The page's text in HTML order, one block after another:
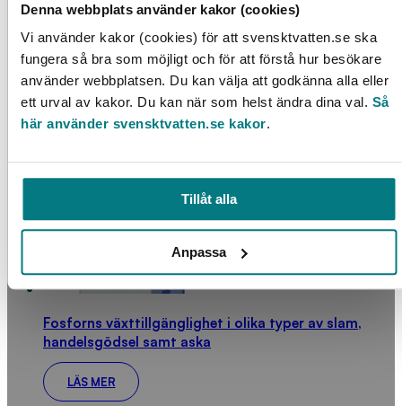
Denna webbplats använder kakor (cookies)
Vi använder kakor (cookies) för att svensktvatten.se ska
fungera så bra som möjligt och för att förstå hur besökare
använder webbplatsen. Du kan välja att godkänna alla eller
ett urval av kakor. Du kan när som helst ändra dina val. Så
här använder svensktvatten.se kakor.
Tillåt alla
Anpassa
Dosering av biokultur i en igensatt
infiltrationsanläggning
0kr
LÄS MER
Fosforns växttillgänglighet i olika typer av slam,
handelsgödsel samt aska
LÄS MER